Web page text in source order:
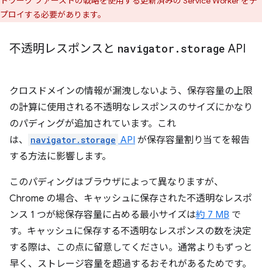
プロイする必要があります。
不透明レスポンスと navigator . storage API
クロスドメインの情報が漏洩しないよう、保存容量の上限
の計算に使用される不透明なレスポンスのサイズにかなり
のパディングが追加されています。これ
は、
navigator.storage API が保存容量割り当てを報告
する方法に影響します。
このパディングはブラウザによって異なりますが、
Chrome の場合、キャッシュに保存された不透明なレスポ
ンス 1 つが総保存容量に占める最小サイズは約 7 MB で
す。キャッシュに保存する不透明なレスポンスの数を決定
する際は、この点に留意してください。通常よりもずっと
早く、ストレージ容量を超過するおそれがあるためです。